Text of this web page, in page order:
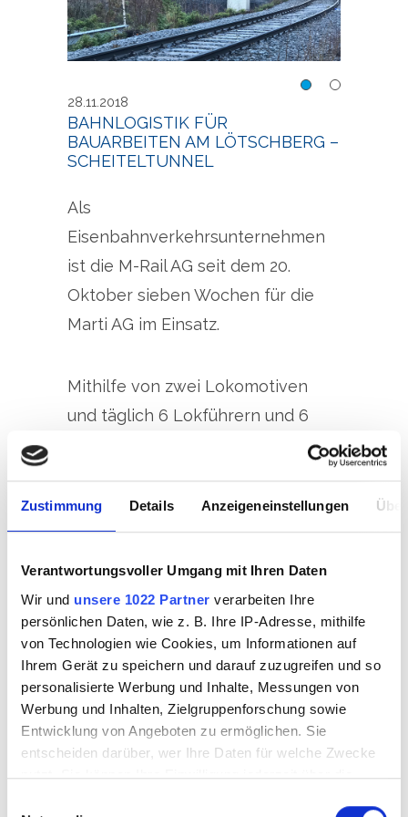
Zustimmung Details Anzeigeneinstellungen
Verantwortungsvoller Umgang mit Ihren Daten
Wir und unsere 1022 Partner verarbeiten Ihre
persönlichen Daten, wie z. B. Ihre IP-Adresse, mithilfe
von Technologien wie Cookies, um Informationen auf
Ihrem Gerät zu speichern und darauf zuzugreifen und so
personalisierte Werbung und Inhalte, Messungen von
Werbung und Inhalten, Zielgruppenforschung sowie
Entwicklung von Angeboten zu ermöglichen. Sie
entscheiden darüber, wer Ihre Daten für welche Zwecke
nutzt. Sie können Ihre Einwilligung jederzeit über die
Bauarbeiten am
Lötschberg –
28.11.2018
BAHNLOGISTIK FÜR
BAUARBEITEN AM LÖTSCHBERG –
SCHEITELTUNNEL
Als
Eisenbahnverkehrsunternehmen
ist die M-Rail AG seit dem 20.
Oktober sieben Wochen für die
Marti AG im Einsatz.
Mithilfe von zwei Lokomotiven
und täglich 6 Lokführern und 6
Leistungen der Bahnlogistik für die
Baustelle sicher. Dazu sind wir
täglich 24 Stunden in drei
Schichten im Einsatz und dies
phasenweise auch an den
Wochenenden.
ÜBERSICHT